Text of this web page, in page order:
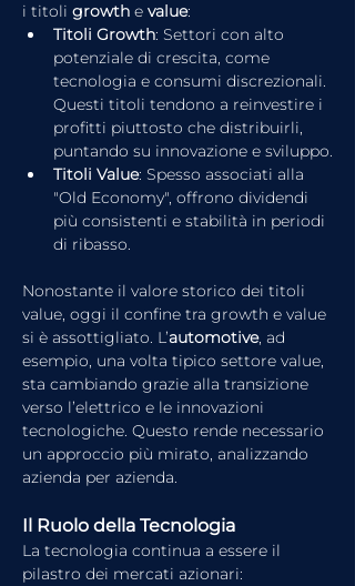
i titoli growth e value:
Titoli Growth: Settori con alto
potenziale di crescita, come
tecnologia e consumi discrezionali.
Questi titoli tendono a reinvestire i
profitti piuttosto che distribuirli,
puntando su innovazione e sviluppo.
Titoli Value: Spesso associati alla
"Old Economy", offrono dividendi
più consistenti e stabilità in periodi
di ribasso.
Nonostante il valore storico dei titoli
value, oggi il confine tra growth e value
si è assottigliato. L’automotive, ad
esempio, una volta tipico settore value,
sta cambiando grazie alla transizione
verso l’elettrico e le innovazioni
tecnologiche. Questo rende necessario
un approccio più mirato, analizzando
azienda per azienda.
Il Ruolo della Tecnologia
La tecnologia continua a essere il
pilastro dei mercati azionari: